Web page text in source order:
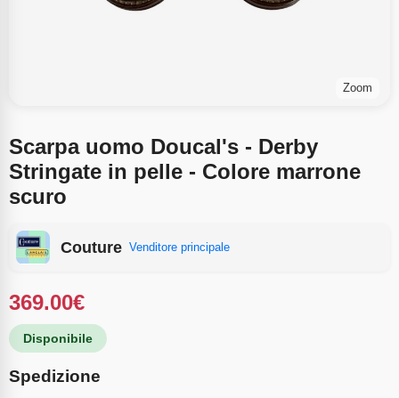
Zoom
Scarpa uomo Doucal's - Derby
Stringate in pelle - Colore marrone
scuro
Couture Venditore principale
369.00€
Disponibile
Spedizione